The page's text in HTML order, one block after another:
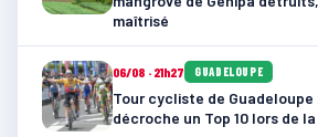
maîtrisé
06/08 · 21h27 GUADELOUPE
Tour cycliste de Guadeloupe
décroche un Top 10 lors de la